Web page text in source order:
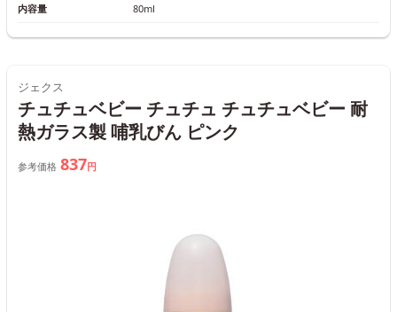
内容量 80ml
ジェクス
チュチュベビー チュチュ チュチュベビー 耐
熱ガラス製 哺乳びん ピンク
参考価格 837円